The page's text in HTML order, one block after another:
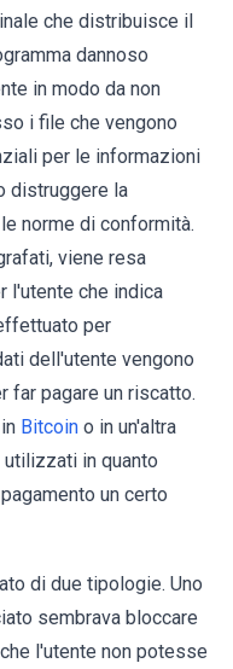
che distribuisce il
dannoso
in modo da non
i file che vengono
per le informazioni
distruggere la
norme di conformità.
viene resa
l'utente che indica
per
dell'utente vengono
pagare un riscatto.
Bitcoin o in un'altra
in quanto
un certo
di due tipologie. Uno
sembrava bloccare
l'utente non potesse